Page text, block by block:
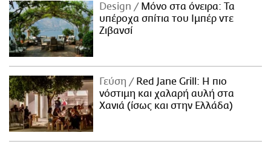
Design
Μόνο στα όνειρα: Τα
υπέροχα σπίτια του Ιμπέρ ντε
Ζιβανσί
Γεύση
Red Jane Grill: Η πιο
νόστιμη και χαλαρή αυλή στα
Χανιά (ίσως και στην Ελλάδα)